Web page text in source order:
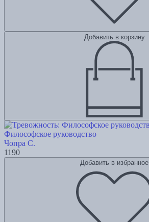
Добавить в корзину
Философское руководство
Чопра С.
1190
Добавить в избранное